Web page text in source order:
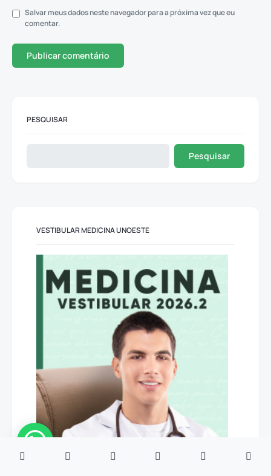
Salvar meus dados neste navegador para a próxima vez que eu
comentar.
PESQUISAR
Pesquisar
VESTIBULAR MEDICINA UNOESTE